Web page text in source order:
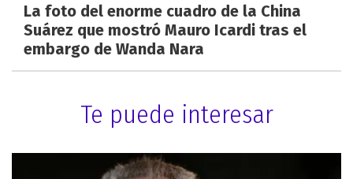
La foto del enorme cuadro de la China
Suárez que mostró Mauro Icardi tras el
embargo de Wanda Nara
Te puede interesar